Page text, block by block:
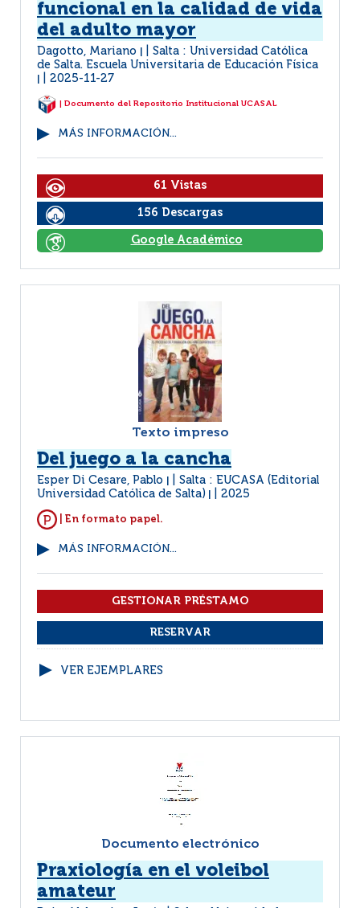
funcional en la calidad de vida
del adulto mayor
Dagotto, Mariano
Salta : Universidad Católica
de Salta. Escuela Universitaria de Educación Física
2025-11-27
| Documento del Repositorio Institucional UCASAL
MÁS INFORMACIÓN...
61 Vistas
156 Descargas
Google Académico
Texto impreso
Del juego a la cancha
Esper Di Cesare, Pablo
Salta : EUCASA (Editorial
Universidad Católica de Salta)
2025
| En formato papel.
MÁS INFORMACIÓN...
VER EJEMPLARES
Documento electrónico
Praxiología en el voleibol
amateur